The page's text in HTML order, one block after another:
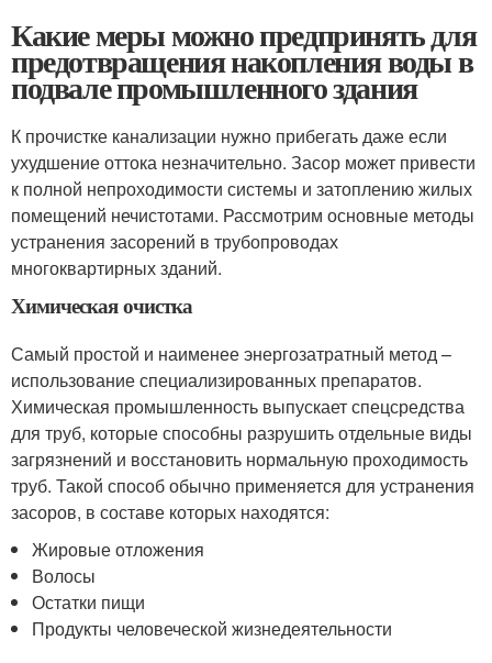
Какие меры можно предпринять для
предотвращения накопления воды в
подвале промышленного здания
К прочистке канализации нужно прибегать даже если
ухудшение оттока незначительно. Засор может привести
к полной непроходимости системы и затоплению жилых
помещений нечистотами. Рассмотрим основные методы
устранения засорений в трубопроводах
многоквартирных зданий.
Химическая очистка
Самый простой и наименее энергозатратный метод –
использование специализированных препаратов.
Химическая промышленность выпускает спецсредства
для труб, которые способны разрушить отдельные виды
загрязнений и восстановить нормальную проходимость
труб. Такой способ обычно применяется для устранения
засоров, в составе которых находятся:
Жировые отложения
Волосы
Остатки пищи
Продукты человеческой жизнедеятельности